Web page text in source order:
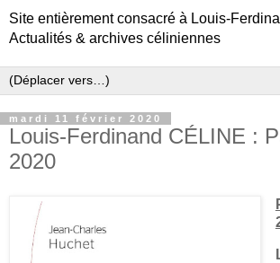
Site entièrement consacré à Louis-
Actualités & archives céliniennes
mardi 11 février 2020
Louis-Ferdinand CÉLINE :
2020